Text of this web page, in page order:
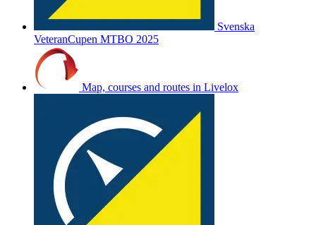
Svenska
VeteranCupen MTBO 2025
Map, courses and routes in Livelox